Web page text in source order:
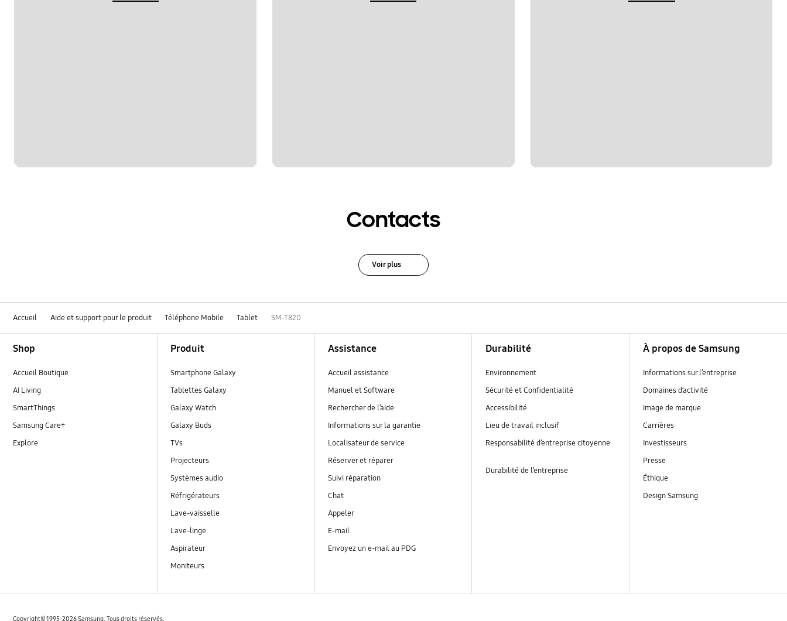
Contacts
Voir plus
Accueil Aide et support pour le produit Téléphone Mobile Tablet SM-T820
Shop
Accueil Boutique
AI Living
SmartThings
Samsung Care+
Explore
Produit
Smartphone Galaxy
Tablettes Galaxy
Galaxy Watch
Galaxy Buds
TVs
Projecteurs
Systèmes audio
Réfrigérateurs
Lave-vaisselle
Lave-linge
Aspirateur
Moniteurs
Assistance
Accueil assistance
Manuel et Software
Rechercher de l’aide
Informations sur la garantie
Localisateur de service
Réserver et réparer
Suivi réparation
Chat
Appeler
E-mail
Envoyez un e-mail au PDG
Durabilité
Environnement
Sécurité et Confidentialité
Accessibilité
Lieu de travail inclusif
Responsabilité d’entreprise citoyenne
Durabilité de l’entreprise
À propos de Samsung
Informations sur l’entreprise
Domaines d’activité
Image de marque
Carrières
Investisseurs
Presse
Éthique
Design Samsung
Copyright© 1995-2026 Samsung. Tous droits réservés.